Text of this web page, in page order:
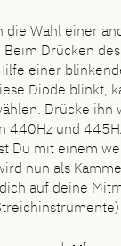
die Wahl einer
Drücken
einer
Diode blinkt,
Drücke ihn
440Hz und
Du mit einem
nun als
auf deine